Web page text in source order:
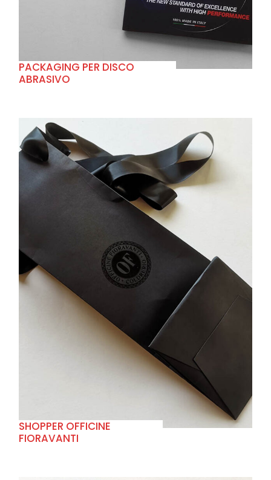
PACKAGING PER DISCO
ABRASIVO
SHOPPER OFFICINE
FIORAVANTI